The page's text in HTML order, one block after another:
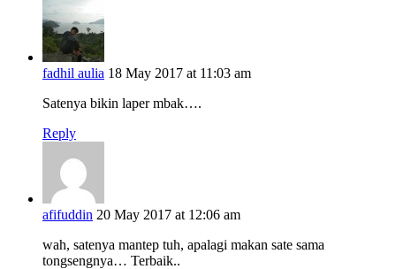
fadhil aulia 18 May 2017 at 11:03 am
Satenya bikin laper mbak….
Reply
afifuddin 20 May 2017 at 12:06 am
wah, satenya mantep tuh, apalagi makan sate sama
tongsengnya… Terbaik..